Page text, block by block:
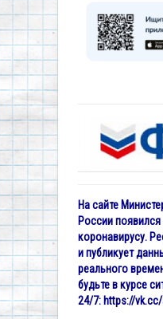
На сайте
России
коронавирусу.
и публикует
реального
будьте в курсе
24/7: https://vk.cc/